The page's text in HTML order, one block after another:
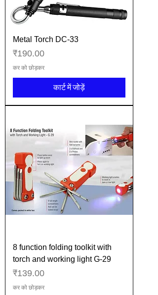
Metal Torch DC-33
मूल्य
₹190.00
कर को छोड़कर
कार्ट में जोड़ें
8 function folding toolkit with
torch and working light G-29
मूल्य
₹139.00
कर को छोड़कर